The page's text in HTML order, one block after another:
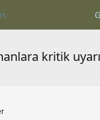
kritik